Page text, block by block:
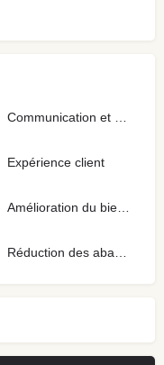
Expérience client